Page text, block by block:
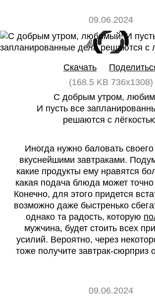
09.06.2024
4 0
Скачать
(168.5 KB 736x1308)
С добрым утром,
И пусть все
решаются с
Иногда нужно баловать
вкуснейшими завтраками.
какие продукты ему нравятся
какая подача блюда может точно
Конечно, для этого придется
возможно даже быстренько
однако та радость, которую
мужчина, будет стоить всех
усилий. Вероятно, через
тоже получите завтрак-сюрприз
09.06.2024